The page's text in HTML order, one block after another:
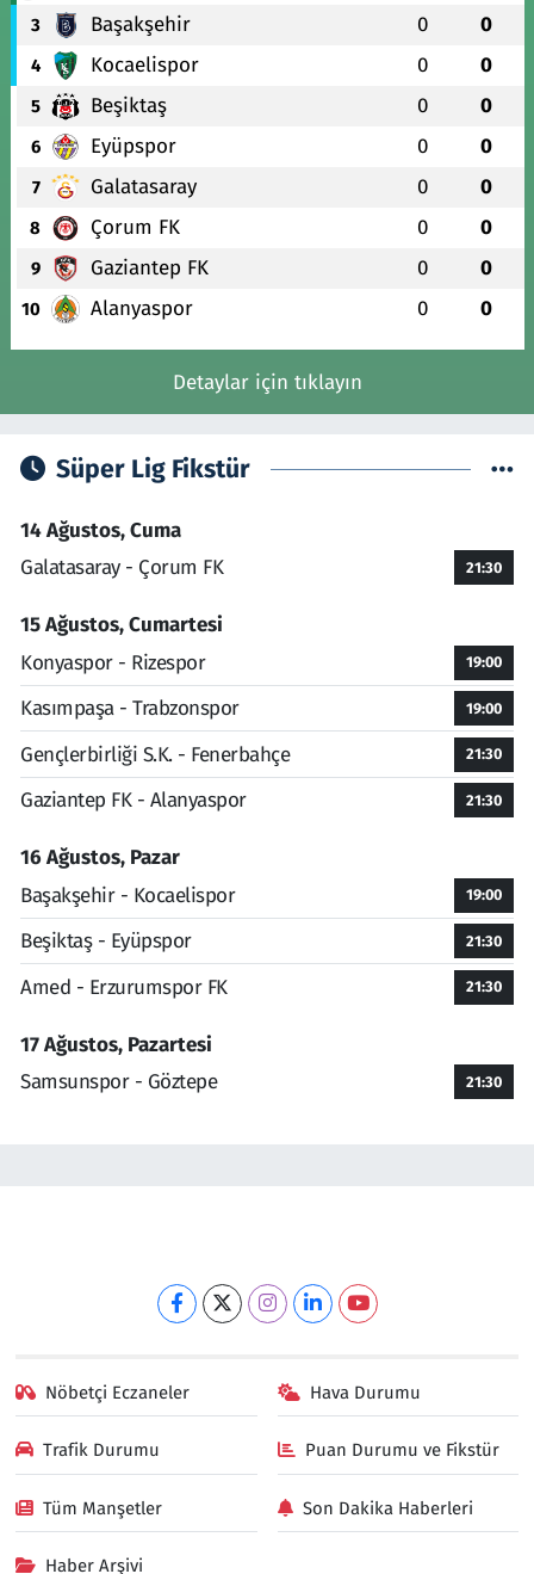
3 Başakşehir 0 0
4 Kocaelispor 0 0
5 Beşiktaş 0 0
6 Eyüpspor 0 0
7 Galatasaray 0 0
8 Çorum FK 0 0
9 Gaziantep FK 0 0
10 Alanyaspor 0 0
Detaylar için tıklayın
Süper Lig Fikstür
14 Ağustos, Cuma
Galatasaray - Çorum FK
21:30
15 Ağustos, Cumartesi
Konyaspor - Rizespor
19:00
Kasımpaşa - Trabzonspor 19:00
Gençlerbirliği S.K. - Fenerbahçe 21:30
Gaziantep FK - Alanyaspor 21:30
16 Ağustos, Pazar
Başakşehir - Kocaelispor
19:00
Beşiktaş - Eyüpspor 21:30
Amed - Erzurumspor FK 21:30
17 Ağustos, Pazartesi
Samsunspor - Göztepe
21:30
Nöbetçi Eczaneler Hava Durumu
Trafik Durumu Puan Durumu ve Fikstür
Tüm Manşetler Son Dakika Haberleri
Haber Arşivi